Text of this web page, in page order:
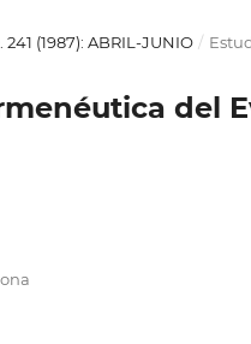
241 (1987): ABRIL-JUNIO /
del